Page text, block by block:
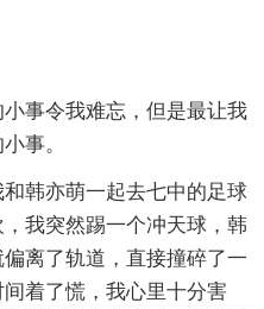
事令我难忘，但是最让我
事。
韩亦萌一起去七中的足球
我突然踢一个冲天球，韩
离了轨道，直接撞碎了一
着了慌，我心里十分害